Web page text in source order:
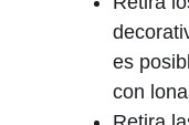
es
con